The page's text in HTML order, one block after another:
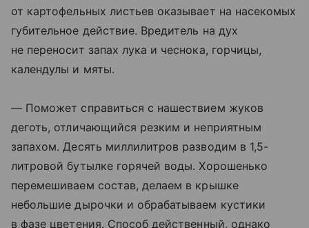
от картофельных листьев оказывает на насекомых
губительное действие. Вредитель на дух
не переносит запах лука и чеснока, горчицы,
календулы и мяты.
— Поможет справиться с нашествием жуков
деготь, отличающийся резким и неприятным
запахом. Десять миллилитров разводим в 1,5-
литровой бутылке горячей воды. Хорошенько
перемешиваем состав, делаем в крышке
небольшие дырочки и обрабатываем кустики
в фазе цветения. Способ действенный, однако